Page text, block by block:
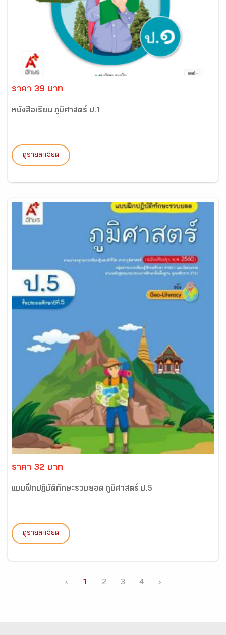
ราคา 39 บาท
หนังสือเรียน ภูมิศาสตร์ ป.1
ดูรายละเอียด
ราคา 32 บาท
แบบฝึกปฏิบัติทักษะรวบยอด ภูมิศาสตร์ ป.5
ดูรายละเอียด
‹ 1 2 3 4 ›